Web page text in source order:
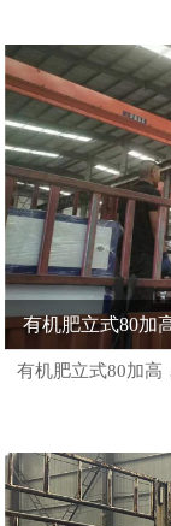
有机肥立式80加
有机肥立式80加高